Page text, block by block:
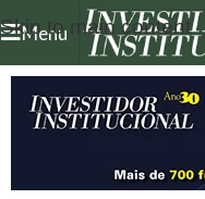
Skip to main content
Menu